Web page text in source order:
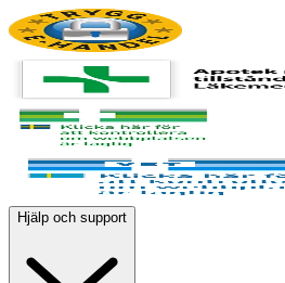
Hjälp och support